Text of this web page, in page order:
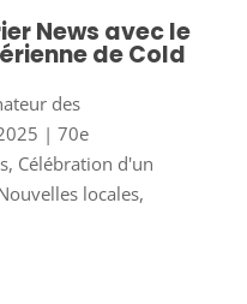
News avec le
de Cold
des
| 70e
, Célébration d'un
locales,